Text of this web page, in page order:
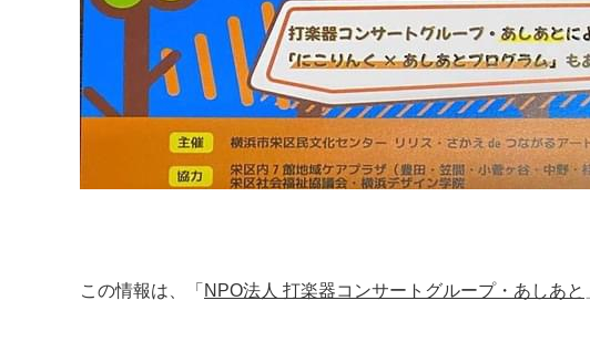
この情報は、「 NPO法人 打楽器コンサートグループ・あしあと